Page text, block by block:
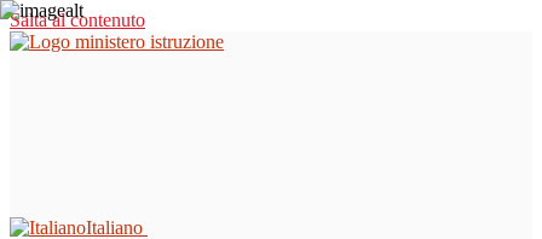
Salta al contenuto
Italiano